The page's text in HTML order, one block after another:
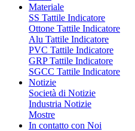
Materiale
SS Tattile Indicatore
Ottone Tattile Indicatore
Alu Tattile Indicatore
PVC Tattile Indicatore
GRP Tattile Indicatore
SGCC Tattile Indicatore
Notizie
Società di Notizie
Industria Notizie
Mostre
In contatto con Noi